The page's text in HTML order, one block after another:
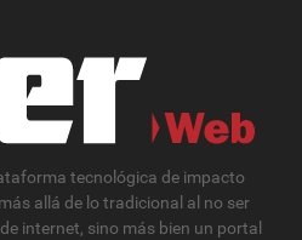
tecnológica de impacto
allá de lo tradicional al no ser
internet, sino más bien un portal